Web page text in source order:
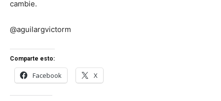
cambie.
@aguilargvictorm
Comparte esto:
Facebook X